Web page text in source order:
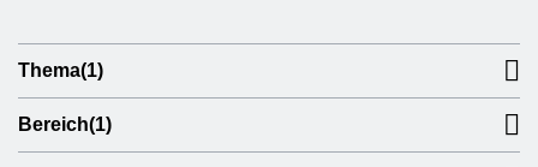
Thema(1)
Bereich(1)